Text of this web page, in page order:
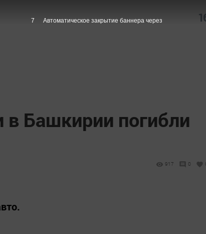
в Башкирии погибли
917 0
6 Автоматическое закрытие баннера через